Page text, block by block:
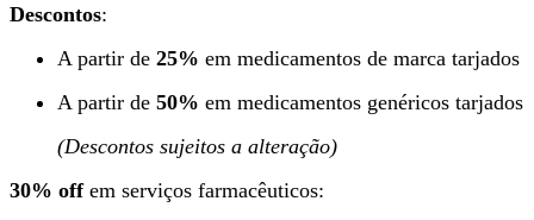
Descontos:
A partir de 25% em medicamentos de marca tarjados
A partir de 50% em medicamentos genéricos tarjados
(Descontos sujeitos a alteração)
30% offem serviços farmacêuticos: